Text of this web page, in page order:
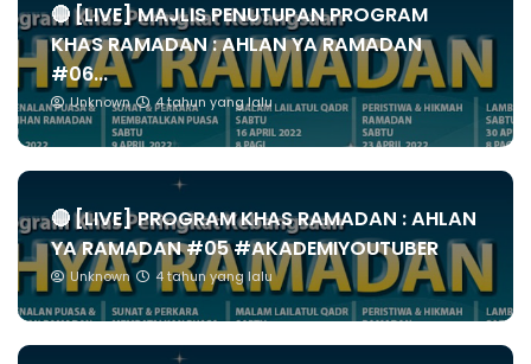
🔴 [LIVE] MAJLIS PENUTUPAN PROGRAM
KHAS RAMADAN : AHLAN YA RAMADAN
#06...
Unknown 4 tahun yang lalu
🔴 [LIVE] PROGRAM KHAS RAMADAN : AHLAN
YA RAMADAN #05 #AKADEMIYOUTUBER
Unknown 4 tahun yang lalu